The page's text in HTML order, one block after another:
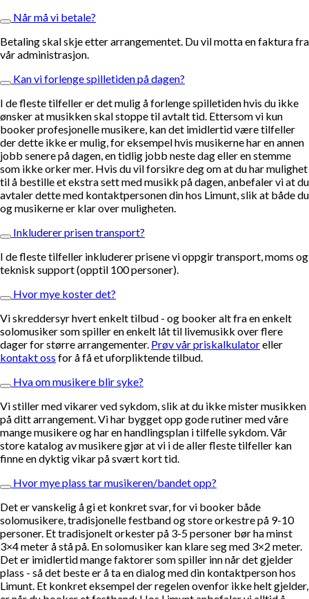
Når må vi betale?
Betaling skal skje etter arrangementet. Du vil motta en faktura fra
vår administrasjon.
Kan vi forlenge spilletiden på dagen?
I de fleste tilfeller er det mulig å forlenge spilletiden hvis du ikke
ønsker at musikken skal stoppe til avtalt tid. Ettersom vi kun
booker profesjonelle musikere, kan det imidlertid være tilfeller
der dette ikke er mulig, for eksempel hvis musikerne har en annen
jobb senere på dagen, en tidlig jobb neste dag eller en stemme
som ikke orker mer. Hvis du vil forsikre deg om at du har mulighet
til å bestille et ekstra sett med musikk på dagen, anbefaler vi at du
avtaler dette med kontaktpersonen din hos Limunt, slik at både du
og musikerne er klar over muligheten.
Inkluderer prisen transport?
I de fleste tilfeller inkluderer prisene vi oppgir transport, moms og
teknisk support (opptil 100 personer).
Hvor mye koster det?
Vi skreddersyr hvert enkelt tilbud - og booker alt fra en enkelt
solomusiker som spiller en enkelt låt til livemusikk over flere
dager for større arrangementer. Prøv vår priskalkulatoreller
kontakt oss for å få et uforpliktende tilbud.
Hva om musikere blir syke?
Vi stiller med vikarer ved sykdom, slik at du ikke mister musikken
på ditt arrangement. Vi har bygget opp gode rutiner med våre
mange musikere og har en handlingsplan i tilfelle sykdom. Vår
store katalog av musikere gjør at vi i de aller fleste tilfeller kan
finne en dyktig vikar på svært kort tid.
Hvor mye plass tar musikeren/bandet opp?
Det er vanskelig å gi et konkret svar, for vi booker både
solomusikere, tradisjonelle festband og store orkestre på 9-10
personer. Et tradisjonelt orkester på 3-5 personer bør ha minst
3×4 meter å stå på. En solomusiker kan klare seg med 3×2 meter.
Det er imidlertid mange faktorer som spiller inn når det gjelder
plass - så det beste er å ta en dialog med din kontaktperson hos
Limunt. Et konkret eksempel der regelen ovenfor ikke helt gjelder,